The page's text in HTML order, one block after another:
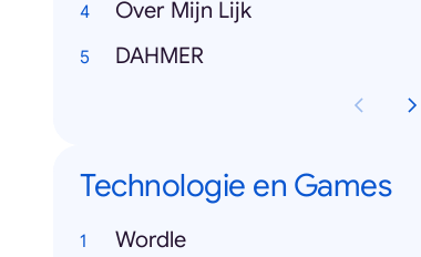
Over Mijn Lijk
DAHMER
Technologie en Games
Wordle